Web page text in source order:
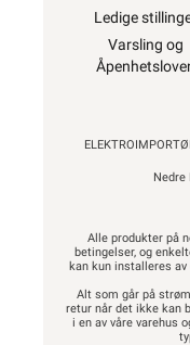
Ledige
Varsling og
Nedre
Alle produkter på
betingelser, og
kan kun installeres
Alt som går på
retur når det ikke kan
i en av våre varehus